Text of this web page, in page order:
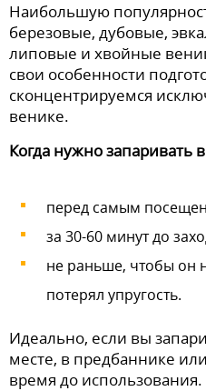
Наибольшую
березовые, дубовые,
липовые и хвойные
свои особенности
сконцентрируемся
венике.
Когда нужно запаривать
перед самым
за 30-60 минут до
не раньше, чтобы он
потерял упругость.
Идеально, если вы
месте, в предбаннике
время до использования.